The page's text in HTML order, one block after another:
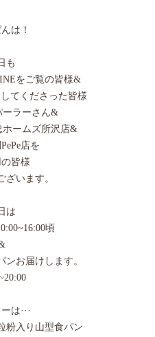
は！
も
をご覧の皆様&
てくださった皆様
ーラーさん&
ホームズ所沢店&
店を
皆様
ざいます。
は
頃
ンお届けします。
は···
粉入り山型食パン